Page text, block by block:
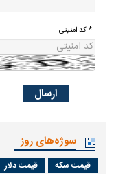
* کد امنیتی
سوژه‌های روز
قیمت سکه قیمت دلار